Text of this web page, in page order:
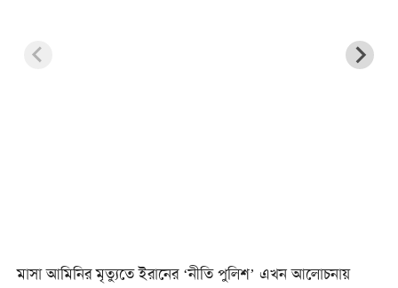
মাসা আমিনির মৃত্যুতে ইরানের ‘নীতি পুলিশ’ এখন আলোচনায়